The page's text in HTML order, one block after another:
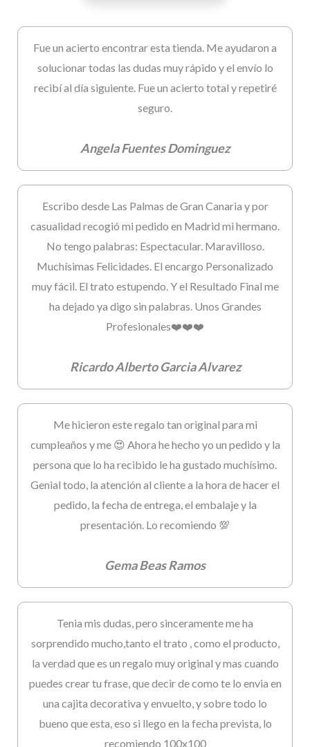
Fue un acierto encontrar esta tienda. Me ayudaron a
solucionar todas las dudas muy rápido y el envío lo
recibí al día siguiente. Fue un acierto total y repetiré
seguro.
Angela Fuentes Dominguez
Escribo desde Las Palmas de Gran Canaria y por
casualidad recogió mi pedido en Madrid mi hermano.
No tengo palabras: Espectacular. Maravilloso.
Muchísimas Felicidades. El encargo Personalizado
muy fácil. El trato estupendo. Y el Resultado Final me
ha dejado ya digo sin palabras. Unos Grandes
Profesionales❤️❤️❤️
Ricardo Alberto Garcia Alvarez
Me hicieron este regalo tan original para mi
cumpleaños y me 😍 Ahora he hecho yo un pedido y la
persona que lo ha recibido le ha gustado muchísimo.
Genial todo, la atención al cliente a la hora de hacer el
pedido, la fecha de entrega, el embalaje y la
presentación. Lo recomiendo 💯
Gema Beas Ramos
Tenia mis dudas, pero sinceramente me ha
sorprendido mucho,tanto el trato , como el producto,
la verdad que es un regalo muy original y mas cuando
puedes crear tu frase, que decir de como te lo envia en
una cajita decorativa y envuelto, y sobre todo lo
bueno que esta, eso si llego en la fecha prevista, lo
recomiendo 100x100